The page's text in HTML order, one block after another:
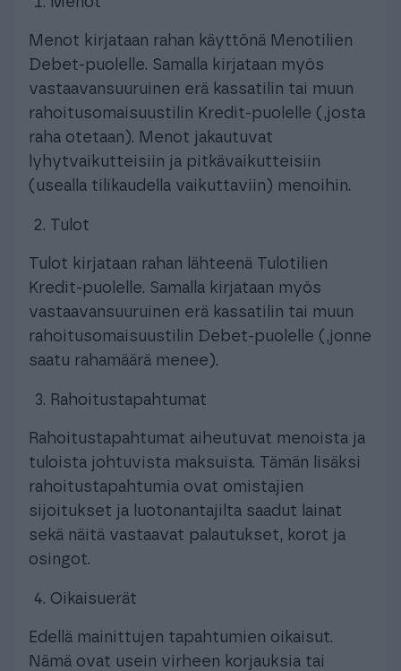
Menot kirjataan rahan käyttönä Menotilien
Debet-puolelle. Samalla kirjataan myös
vastaavansuuruinen erä kassatilin tai muun
rahoitusomaisuustilin Kredit-puolelle (,josta
raha otetaan). Menot jakautuvat
lyhytvaikutteisiin ja pitkävaikutteisiin
(usealla tilikaudella vaikuttaviin) menoihin.
Tulot
Tulot kirjataan rahan lähteenä Tulotilien
Kredit-puolelle. Samalla kirjataan myös
vastaavansuuruinen erä kassatilin tai muun
rahoitusomaisuustilin Debet-puolelle (,jonne
saatu rahamäärä menee).
Rahoitustapahtumat
Rahoitustapahtumat aiheutuvat menoista ja
tuloista johtuvista maksuista. Tämän lisäksi
rahoitustapahtumia ovat omistajien
sijoitukset ja luotonantajilta saadut lainat
sekä näitä vastaavat palautukset, korot ja
osingot.
Oikaisuerät
Edellä mainittujen tapahtumien oikaisut.
Nämä ovat usein virheen korjauksia tai